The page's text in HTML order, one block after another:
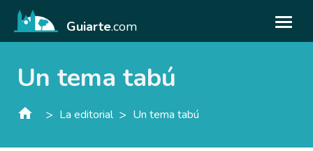
Guiarte.com
Un tema tabú
> La editorial > Un tema tabú